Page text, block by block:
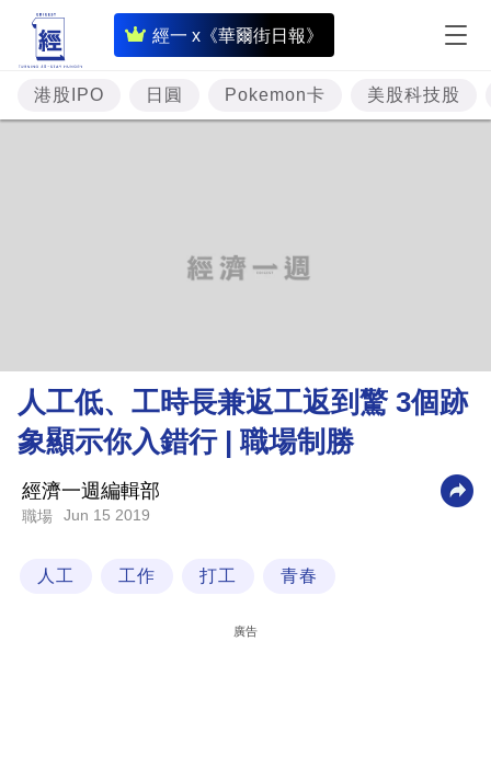
經一 x《華爾街日報》
即
時
財
經
理
財
商
業
科
港股IPO 日圓 Pokemon卡 美股科技股
人工低、工時長兼返工返到驚 3個跡
象顯示你入錯行 | 職場制勝
經濟一週編輯部
職場 Jun 15 2019
人工 工作 打工 青春
廣告